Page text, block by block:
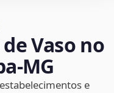
Vaso no
e